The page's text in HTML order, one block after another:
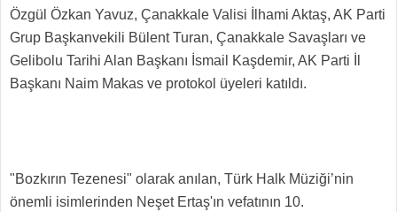
Özgül Özkan Yavuz, Çanakkale Valisi İlhami Aktaş, AK Parti
Grup Başkanvekili Bülent Turan, Çanakkale Savaşları ve
Gelibolu Tarihi Alan Başkanı İsmail Kaşdemir, AK Parti İl
Başkanı Naim Makas ve protokol üyeleri katıldı.
"Bozkırın Tezenesi" olarak anılan, Türk Halk Müziği’nin
önemli isimlerinden Neşet Ertaş'ın vefatının 10.